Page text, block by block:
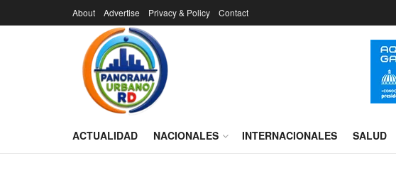
About Advertise Privacy & Policy Contact
ACTUALIDAD NACIONALES INTERNACIONALES SALUD